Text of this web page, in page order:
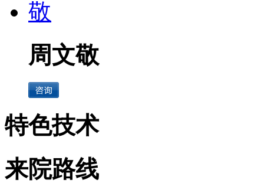
周文敬
特色技术
来院路线